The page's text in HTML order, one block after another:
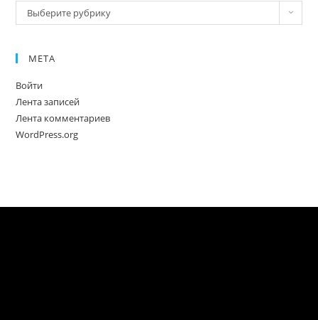
Новое
Выберите рубрику
МЕТА
Войти
Лента записей
Лента комментариев
WordPress.org